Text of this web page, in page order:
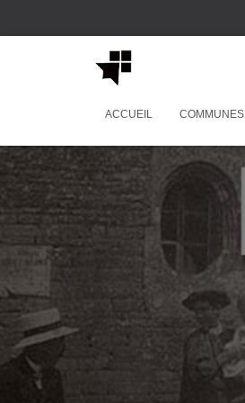
ACCUEIL COMMUNES